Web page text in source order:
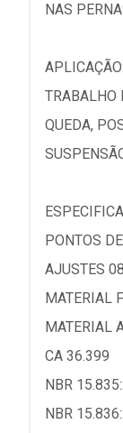
NAS
APLICAÇÃO:
TRABALHO
QUEDA,
PONTOS
AJUSTES 08
MATERIAL
MATERIAL
CA 36.399
NBR
NBR